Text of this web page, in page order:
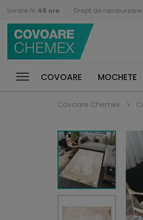
Livrare în 48 ore Drept de rambursare
COVOARE MOCHETE
Covoare Chemex